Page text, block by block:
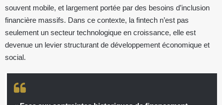
souvent mobile, et largement portée par des besoins d’inclusion
financière massifs. Dans ce contexte, la fintech n’est pas
seulement un secteur technologique en croissance, elle est
devenue un levier structurant de développement économique et
social.